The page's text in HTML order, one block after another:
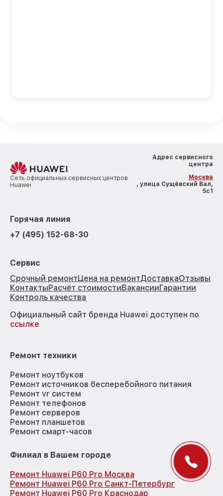
Сеть официальных сервисных центров
Huawei
Адрес сервисного
центра
Москва
, улица Сущёвский Вал,
5с1
Горячая линия
+7 (495) 152-68-30
Сервис
Срочный ремонтЦена на ремонтДоставкаОтзывы
КонтактыРасчёт стоимостиВакансииГарантии
Контроль качества
Официальный сайт бренда Huawei доступен по
ссылке
Ремонт техники
Ремонт ноутбуков
Ремонт источников бесперебойного питания
Ремонт vr систем
Ремонт телефонов
Ремонт серверов
Ремонт планшетов
Ремонт смарт-часов
Филиал в Вашем городе
Ремонт Huawei P60 Pro Москва
Ремонт Huawei P60 Pro Санкт-Петербург
Ремонт Huawei P60 Pro Краснодар